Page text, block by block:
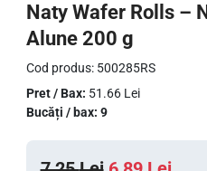
Naty Wafer Rolls –
Alune 200 g
Cod produs: 500285RS
Pret / Bax: 51.66 Lei
Bucăți / bax: 9